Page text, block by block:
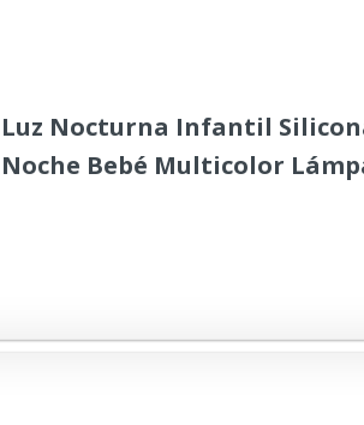
Luz Nocturna Infantil
Noche Bebé Multicolor